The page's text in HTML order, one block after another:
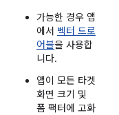
가능한 경우 앱
에서 벡터 드로
어블을 사용합
니다.
앱이 모든 타겟
화면 크기 및
폼 팩터에 고화